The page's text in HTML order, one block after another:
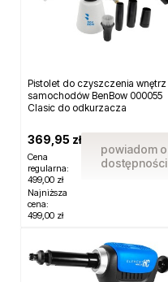
Pistolet do czyszczenia wnętrz
samochodów BenBow 000055
Clasic do odkurzacza
369,95 zł
Cena
regularna:
499,00 zł
Najniższa
cena:
499,00 zł
powiadom o
dostępności